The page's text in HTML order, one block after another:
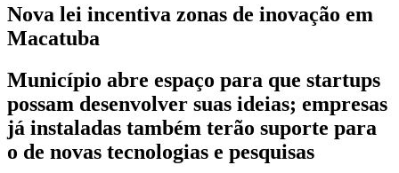
Nova lei incentiva zonas de inovação em
Macatuba
Município abre espaço para que startups
possam desenvolver suas ideias; empresas
já instaladas também terão suporte para
o de novas tecnologias e pesquisas